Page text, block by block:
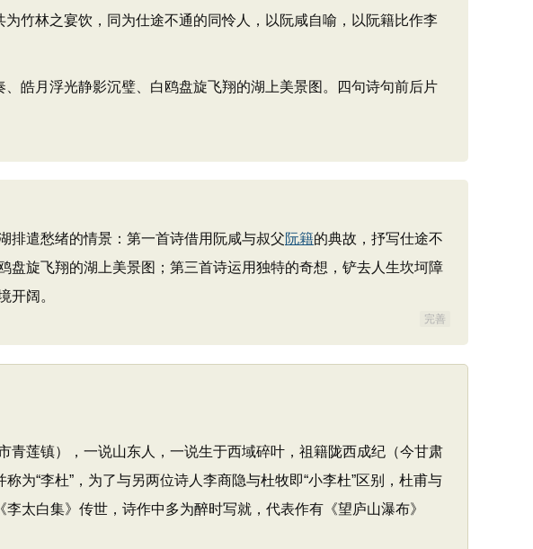
竹林之宴饮，同为仕途不通的同怜人，以阮咸自喻，以阮籍比作李
皓月浮光静影沉璧、白鸥盘旋飞翔的湖上美景图。四句诗句前后片
排遣愁绪的情景：第一首诗借用阮咸与叔父阮籍的典故，抒写仕途不
旋飞翔的湖上美景图；第三首诗运用独特的奇想，铲去人生坎坷障
开阔。
完善
莲镇），一说山东人，一说生于西域碎叶，祖籍陇西成纪（今甘肃
为“李杜”，为了与另两位诗人李商隐与杜牧即“小李杜”区别，杜甫与
太白集》传世，诗作中多为醉时写就，代表作有《望庐山瀑布》